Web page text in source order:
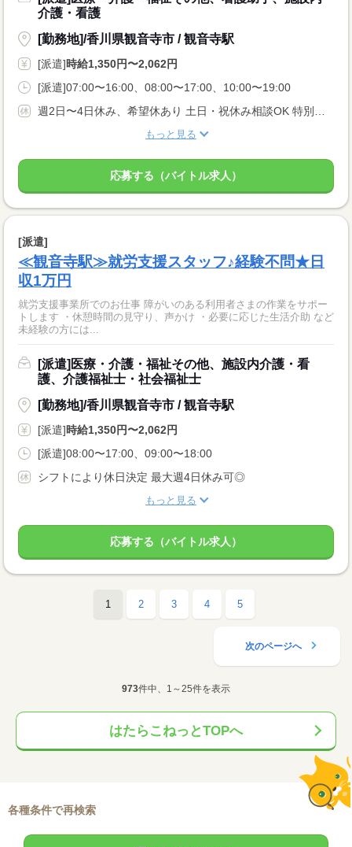
介護・看護
[勤務地]/香川県観音寺市 / 観音寺駅
[派遣]時給1,350円〜2,062円
[派遣]07:00〜16:00、08:00〜17:00、10:00〜19:00
週2日〜4日休み、希望休あり 土日・祝休み相談OK 特別・有給休暇
もっと見る
応募する（バイトル求人）
[派遣]
≪観音寺駅≫就労支援スタッフ♪経験不問★日
収1万円
就労支援事業所でのお仕事 障がいのある利用者さまの作業をサポー
トします ・休憩時間の見守り、声かけ ・必要に応じた生活介助 など
未経験の方には...
[派遣]医療・介護・福祉その他、施設内介護・看
護、介護福祉士・社会福祉士
[勤務地]/香川県観音寺市 / 観音寺駅
[派遣]時給1,350円〜2,062円
[派遣]08:00〜17:00、09:00〜18:00
シフトにより休日決定 最大週4日休み可◎
もっと見る
応募する（バイトル求人）
1 2 3 4 5
次のページへ
973件中、1～25件を表示
はたらこねっとTOPへ
各種条件で再検索